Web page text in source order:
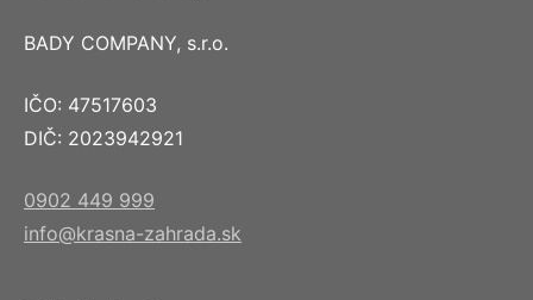
BADY COMPANY, s.r.o.
IČO: 47517603
DIČ: 2023942921
0902 449 999
info@krasna-zahrada.sk